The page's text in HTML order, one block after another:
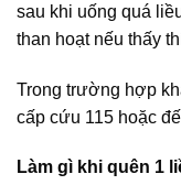
sau khi uống quá
than hoạt nếu thấy
Trong trường hợp
cấp cứu 115 hoặc
Làm gì khi quên 1